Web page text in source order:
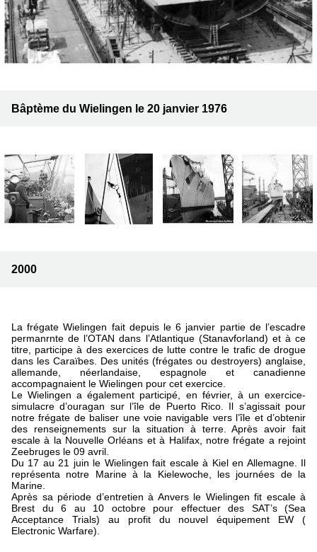
Bâptème du Wielingen le 20 janvier 1976
2000
La frégate Wielingen fait depuis le 6 janvier partie de l’escadre
permanrnte de l’OTAN dans l’Atlantique (Stanavforland) et à ce
titre, participe à des exercices de lutte contre le trafic de drogue
dans les Caraïbes. Des unités (frégates ou destroyers) anglaise,
allemande, néerlandaise, espagnole et canadienne
accompagnaient le Wielingen pour cet exercice.
Le Wielingen a également participé, en février, à un exercice-
simulacre d’ouragan sur l’île de Puerto Rico. Il s’agissait pour
notre frégate de baliser une voie navigable vers l’île et d’obtenir
des renseignements sur la situation à terre. Après avoir fait
escale à la Nouvelle Orléans et à Halifax, notre frégate a rejoint
Zeebruges le 09 avril.
Du 17 au 21 juin le Wielingen fait escale à Kiel en Allemagne. Il
représenta notre Marine à la Kielewoche, les journées de la
Marine.
Après sa période d’entretien à Anvers le Wielingen fit escale à
Brest du 6 au 10 octobre pour effectuer des SAT’s (Sea
Acceptance Trials) au profit du nouvel équipement EW (
Electronic Warfare).